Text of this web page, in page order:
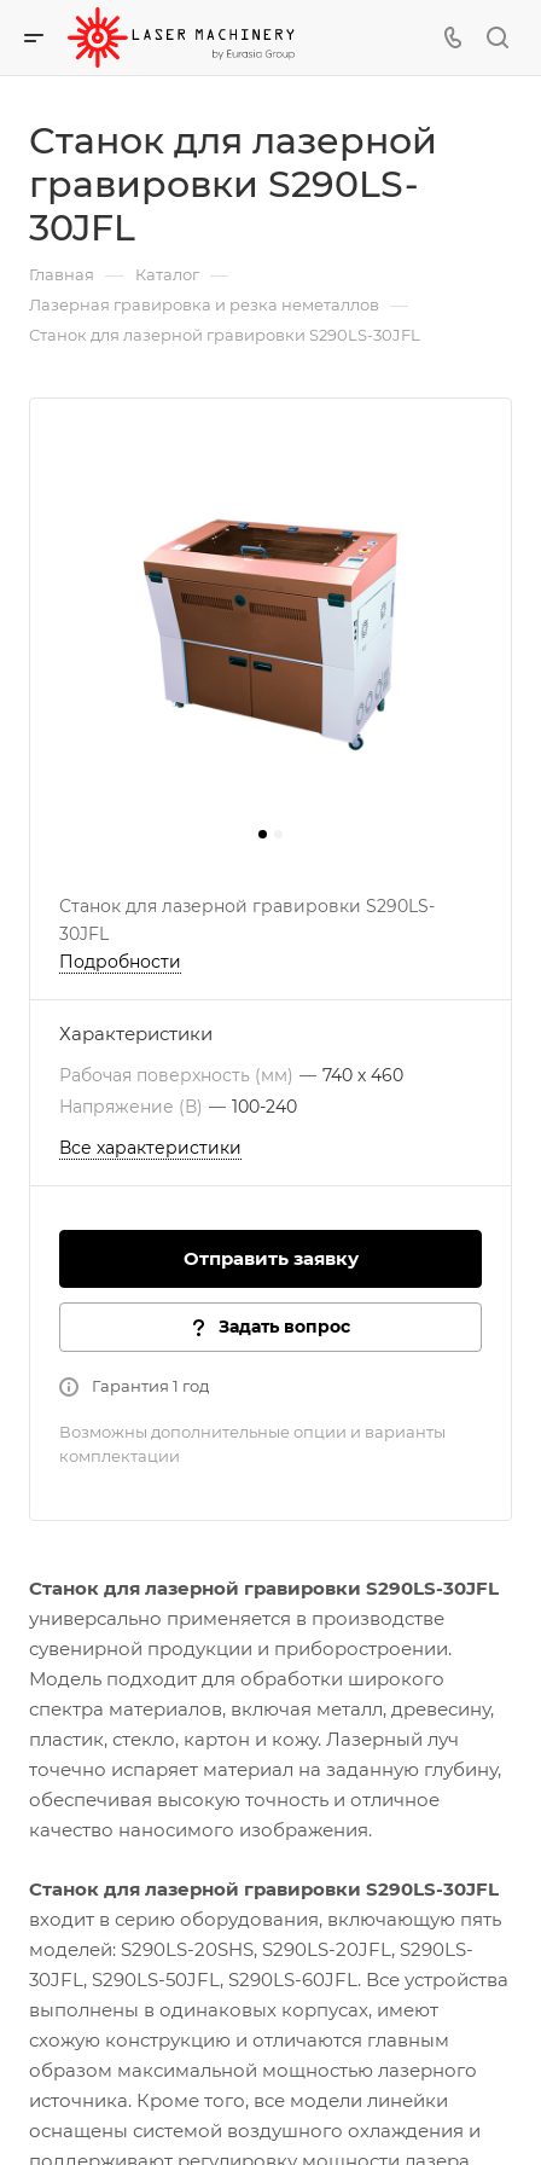
Станок для лазерной
гравировки S290LS-
30JFL
Главная — Каталог —
Лазерная гравировка и резка неметаллов —
Станок для лазерной гравировки S290LS-30JFL
Станок для лазерной гравировки S290LS-
30JFL
Подробности
Характеристики
Рабочая поверхность (мм) — 740 х 460
Напряжение (В) — 100-240
Все характеристики
Отправить заявку
Задать вопрос
Гарантия 1 год
Возможны дополнительные опции и варианты
комплектации
Станок для лазерной гравировки S290LS-30JFL
универсально применяется в производстве
сувенирной продукции и приборостроении.
Модель подходит для обработки широкого
спектра материалов, включая металл, древесину,
пластик, стекло, картон и кожу. Лазерный луч
точечно испаряет материал на заданную глубину,
обеспечивая высокую точность и отличное
качество наносимого изображения.
Станок для лазерной гравировки S290LS-30JFL
входит в серию оборудования, включающую пять
моделей: S290LS-20SHS, S290LS-20JFL, S290LS-
30JFL, S290LS-50JFL, S290LS-60JFL. Все устройства
выполнены в одинаковых корпусах, имеют
схожую конструкцию и отличаются главным
образом максимальной мощностью лазерного
источника. Кроме того, все модели линейки
оснащены системой воздушного охлаждения и